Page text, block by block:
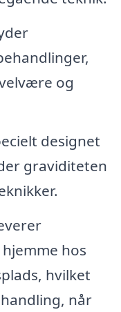
og
designet
graviditeten
hos
hvilket
når